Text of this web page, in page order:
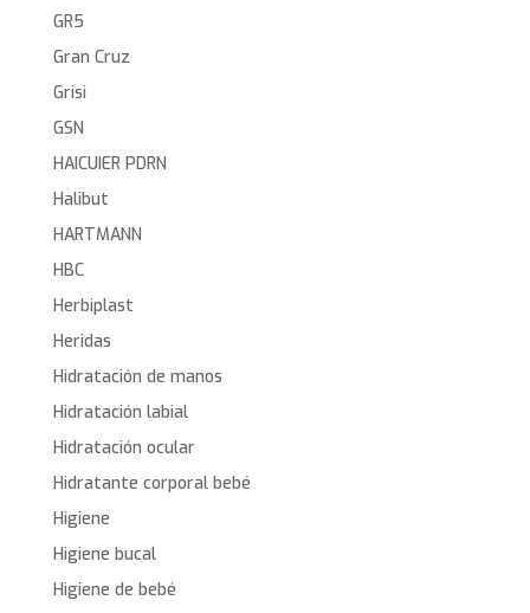
GR5
Gran Cruz
Grisi
GSN
HAICUIER PDRN
Halibut
HARTMANN
HBC
Herbiplast
Heridas
Hidratación de manos
Hidratación labial
Hidratación ocular
Hidratante corporal bebé
Higiene
Higiene bucal
Higiene de bebé